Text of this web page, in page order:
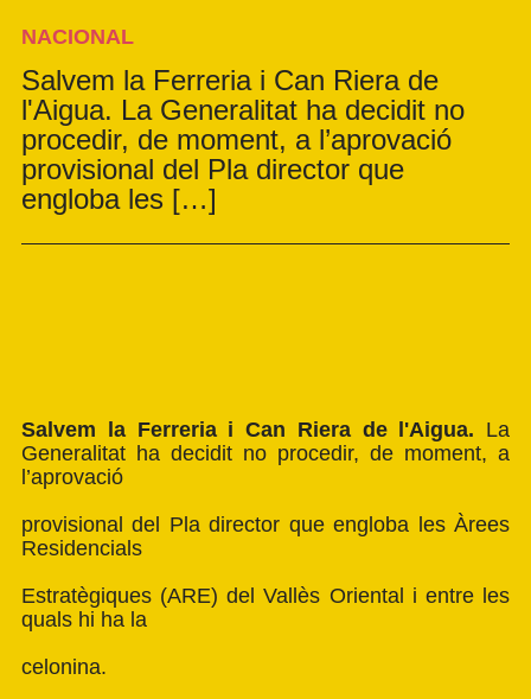
NACIONAL
Salvem la Ferreria i Can Riera de
l'Aigua. La Generalitat ha decidit no
procedir, de moment, a l’aprovació
provisional del Pla director que
engloba les […]
Salvem la Ferreria i Can Riera de l'Aigua. La
Generalitat ha decidit no procedir, de moment, a
l’aprovació
provisional del Pla director que engloba les Àrees
Residencials
Estratègiques (ARE) del Vallès Oriental i entre les
quals hi ha la
celonina.